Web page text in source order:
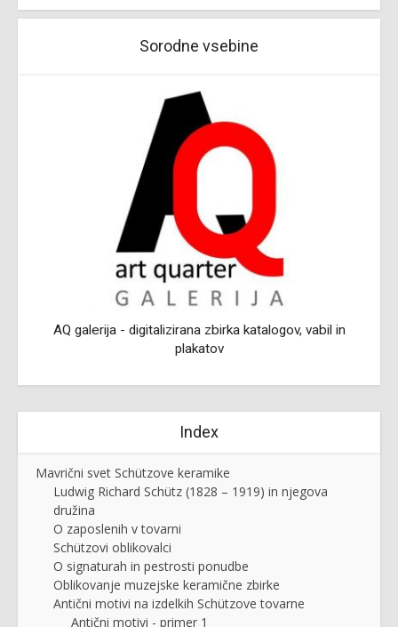
Sorodne vsebine
AQ galerija - digitalizirana zbirka katalogov, vabil in
plakatov
Index
Mavrični svet Schützove keramike
Ludwig Richard Schütz (1828 – 1919) in njegova
družina
O zaposlenih v tovarni
Schützovi oblikovalci
O signaturah in pestrosti ponudbe
Oblikovanje muzejske keramične zbirke
Antični motivi na izdelkih Schützove tovarne
Antični motivi - primer 1